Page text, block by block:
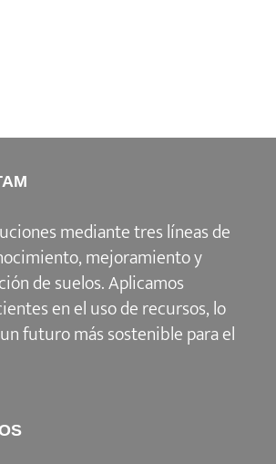
mediante tres líneas de
mejoramiento y
de suelos. Aplicamos
en el uso de recursos, lo
futuro más sostenible para el